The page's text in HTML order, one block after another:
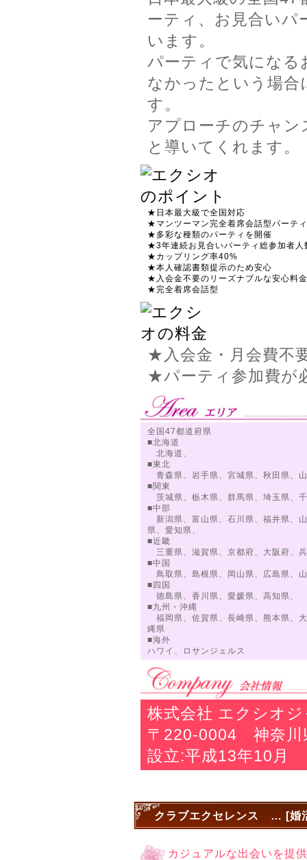
ーティ、お見合いパ
います。
パーティで気になる
なかったという場
す。
アプローチのチャ
と導いてくれます。
★日本最大級で全国対応
★マンツーマン完全着席会話型パーティ
★多彩な種類のパーティを開催
★3年連続お見合いパーティ総参加者人
★カップリング率40%
★本人確認書類提示のため安心
★入会金不要のリーズナブルな安心料金
★完全着席会話型
★入会金・月会費不
★パーティ参加費が
全国47都道府県
■北海道
北海道、
■東北
青森県、岩手県、宮城県、秋田県、
■関東
茨城県、栃木県、群馬県、埼玉県、
■中部
新潟県、富山県、石川県、福井県、
県、愛知県、
■近畿
三重県、滋賀県、京都府、大阪府、
■中国
鳥取県、島根県、岡山県、広島県、
■四国
徳島県、香川県、愛媛県、高知県、
■九州・沖縄
福岡県、佐賀県、長崎県、熊本県、
縄県
■海外
ハワイ、ロサンジェルス
株式会社 エクシオ
〒220-0004 神奈川
設立:平成13年10月
クラブエクセレンス … [婚
カジュアルな出会いを提